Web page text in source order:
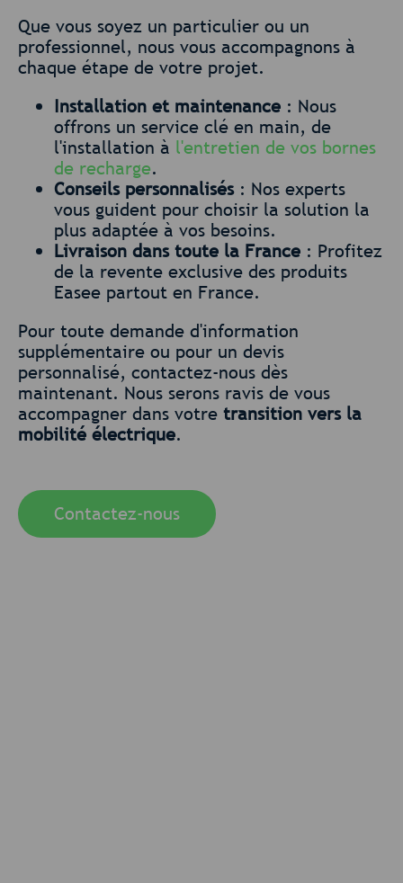
Que vous soyez un particulier ou un
professionnel, nous vous accompagnons à
chaque étape de votre projet.
Installation et maintenance : Nous
offrons un service clé en main, de
l'installation à l'entretien de vos bornes
de recharge.
Conseils personnalisés: Nos experts
vous guident pour choisir la solution la
plus adaptée à vos besoins.
Livraison dans toute la France : Profitez
de la revente exclusive des produits
Easee partout en France.
Pour toute demande d'information
supplémentaire ou pour un devis
personnalisé, contactez-nous dès
maintenant. Nous serons ravis de vous
accompagner dans votre transition vers la
mobilité électrique.
Contactez-nous